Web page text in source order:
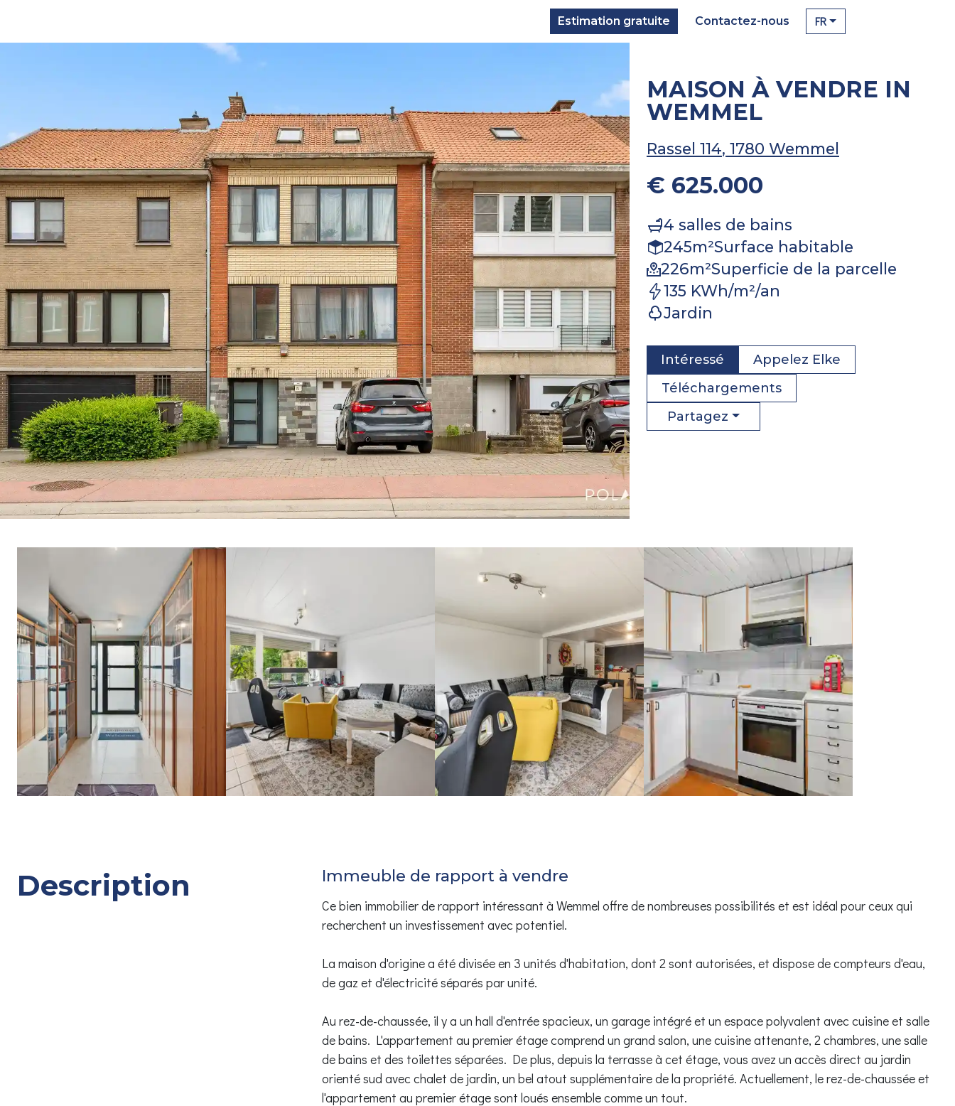
Estimation gratuite Contactez-nous FR
MAISON À VENDRE IN
WEMMEL
Rassel 114, 1780 Wemmel
€ 625.000
4 salles de bains
245m²Surface habitable
226m²Superficie de la parcelle
135 KWh/m²/an
Jardin
Intéressé Appelez Elke
Téléchargements
Partagez
Description Immeuble de rapport à vendre
Ce bien immobilier de rapport intéressant à Wemmel offre de nombreuses possibilités et est idéal pour ceux qui
recherchent un investissement avec potentiel.
La maison d'origine a été divisée en 3 unités d'habitation, dont 2 sont autorisées, et dispose de compteurs d'eau,
de gaz et d'électricité séparés par unité.
Au rez-de-chaussée, il y a un hall d'entrée spacieux, un garage intégré et un espace polyvalent avec cuisine et salle
de bains. L'appartement au premier étage comprend un grand salon, une cuisine attenante, 2 chambres, une salle
de bains et des toilettes séparées. De plus, depuis la terrasse à cet étage, vous avez un accès direct au jardin
orienté sud avec chalet de jardin, un bel atout supplémentaire de la propriété. Actuellement, le rez-de-chaussée et
l'appartement au premier étage sont loués ensemble comme un tout.